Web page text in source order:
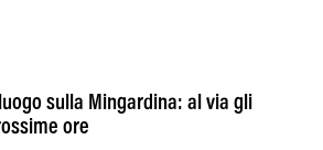
sulla Mingardina: al via gli
ore